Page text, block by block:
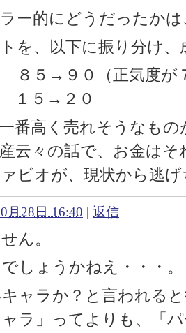
ー的にどうだったか
を、以下に振り分け、
５→９０（正気度が
→２０
番高く売れそうなも
云々の話で、お金は
ビオが、現状から逃
月28日 16:40 | 返信
ん。
しょうかねえ・・・。
ャラか？と言われる
ラ」ってよりも、「